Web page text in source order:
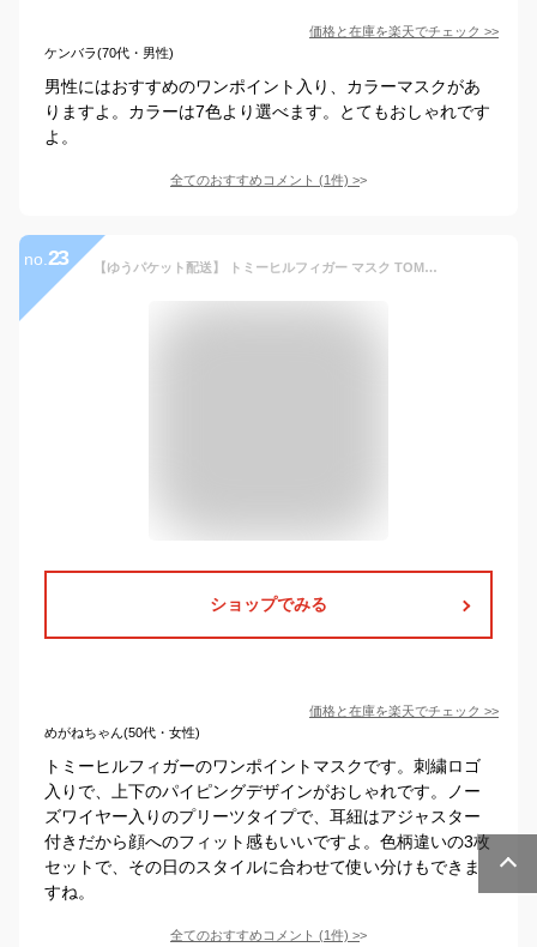
価格と在庫を楽天でチェック >>
ケンバラ(70代・男性)
男性にはおすすめのワンポイント入り、カラーマスクがあ
りますよ。カラーは7色より選べます。とてもおしゃれです
よ。
全てのおすすめコメント (1件) >
no. 23 【ゆうパケット配送】 トミーヒルフィガー マスク TOMMY HILFIGER 3パック マスク メンズ レディース ホワイト 白 ネイビー ブルー レッド 3PACK MASK 69J3659 おしゃれ シンプル ワンポイント ウイルス対策 ウイルス 花粉 ロゴ 3枚 セット チェック|nic-kmn sale|
ショップでみる
価格と在庫を楽天でチェック >>
めがねちゃん(50代・女性)
トミーヒルフィガーのワンポイントマスクです。刺繍ロゴ
入りで、上下のパイピングデザインがおしゃれです。ノー
ズワイヤー入りのプリーツタイプで、耳紐はアジャスター
付きだから顔へのフィット感もいいですよ。色柄違いの3枚
セットで、その日のスタイルに合わせて使い分けもできま
すね。
全てのおすすめコメント (1件) >